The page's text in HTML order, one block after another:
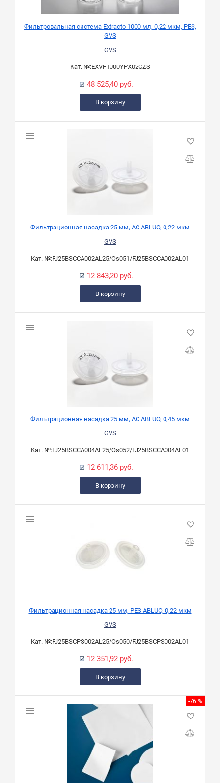
Фильтровальная система Extracto 1000 мл, 0,22 мкм, PES,
GVS
GVS
Кат. №:EXVF1000YPX02CZS
48 525,40 руб.
В корзину
Фильтрационная насадка 25 мм, AС ABLUO, 0,22 мкм
GVS
Кат. №:FJ25BSCCA002AL25/Os051/FJ25BSCCA002AL01
12 843,20 руб.
В корзину
Фильтрационная насадка 25 мм, AС ABLUO, 0,45 мкм
GVS
Кат. №:FJ25BSCCA004AL25/Os052/FJ25BSCCA004AL01
12 611,36 руб.
В корзину
Фильтрационная насадка 25 мм, PES ABLUO, 0,22 мкм
GVS
Кат. №:FJ25BSCPS002AL25/Os050/FJ25BSCPS002AL01
12 351,92 руб.
В корзину
-76 %